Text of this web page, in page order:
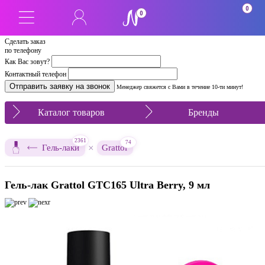
Сделать заказ
по телефону
Как Вас зовут?
Контактный телефон
Менеджер свяжется с Вами в течение 10-ти минут!
0
0
Каталог товаров Бренды
Гель-лаки
2361
× Grattol
74
Гель-лак Grattol GTC165 Ultra Berry, 9 мл